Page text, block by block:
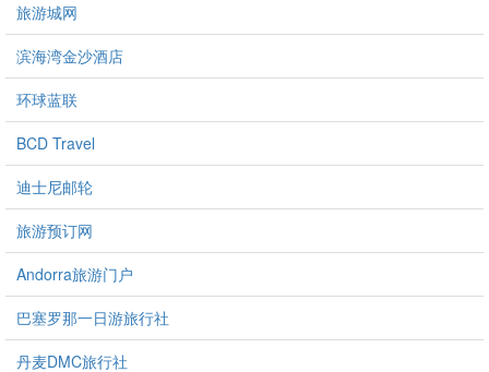
旅游城网
滨海湾金沙酒店
环球蓝联
BCD Travel
迪士尼邮轮
旅游预订网
Andorra旅游门户
巴塞罗那一日游旅行社
丹麦DMC旅行社